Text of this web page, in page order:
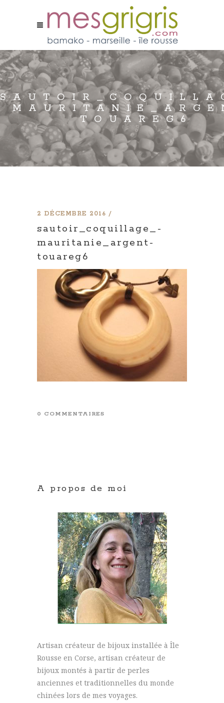
TOUAREG6
2 DÉCEMBRE 2016
sautoir_coquillage_-
mauritanie_argent-
touareg6
0 COMMENTAIRES
A propos de moi
Artisan créateur de bijoux installée à Île
Rousse en Corse, artisan créateur de
bijoux montés à partir de perles
anciennes et traditionnelles du monde
chinées lors de mes voyages.